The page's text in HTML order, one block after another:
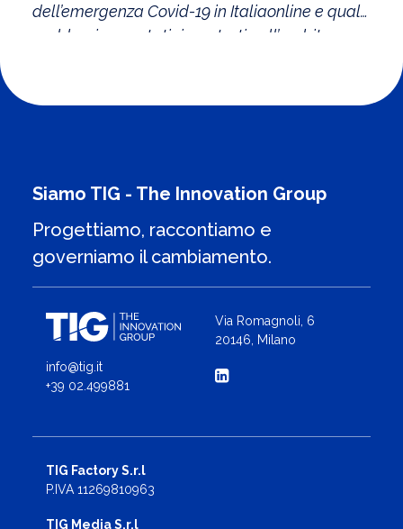
dell’emergenza Covid-19 in Italiaonline e quali
problemi sono stati riscontrati nell’ambito
Siamo TIG - The Innovation Group
Progettiamo, raccontiamo e
governiamo il cambiamento.
info@tig.it
+39 02.499881
Via Romagnoli, 6
20146, Milano
TIG Factory S.r.l
P.IVA 11269810963
TIG Media S.r.l